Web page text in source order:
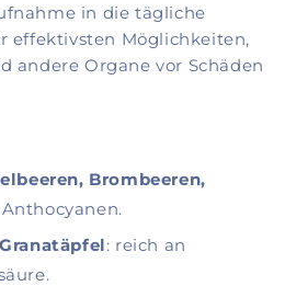
in die tägliche
effektivsten Möglichkeiten,
andere Organe vor Schäden
Brombeeren,
: reich an